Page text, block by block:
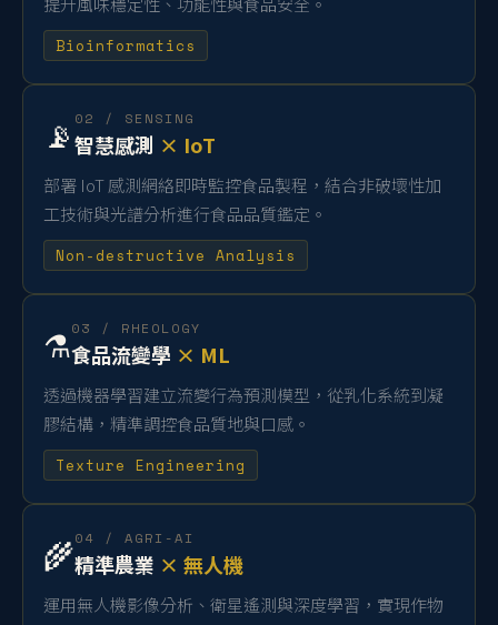
提升風味穩定性、功能性與食品安全。
Bioinformatics
📡 02 / SENSING
智慧感測 × IoT
部署 IoT 感測網絡即時監控食品製程，結合非破壞性加
工技術與光譜分析進行食品品質鑑定。
Non-destructive Analysis
⚗️03 / RHEOLOGY
食品流變學 × ML
透過機器學習建立流變行為預測模型，從乳化系統到凝
膠結構，精準調控食品質地與口感。
Texture Engineering
🌾04 / AGRI-AI
精準農業 × 無人機
運用無人機影像分析、衛星遙測與深度學習，實現作物